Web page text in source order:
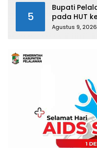
5
Bupati
pada HUT
Santunan
Agustus 9, 2026